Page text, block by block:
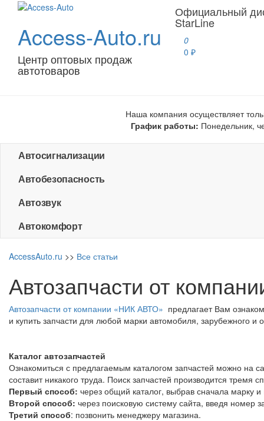
Access-Auto.ru
Центр оптовых продаж
автотоваров
Официальный
StarLine
0
0 ₽
Наша компания осуществляет
График работы: Понедельник,
Автосигнализации
Автобезопасность
Автозвук
Автокомфорт
AccessAuto.ru >> Все статьи
Автозапчасти от
Автозапчасти от компании «НИК АВТО» предлагает Вам
и купить запчасти для любой марки автомобиля, зарубежного и
Каталог автозапчастей
Ознакомиться с предлагаемым каталогом запчастей можно на
составит никакого труда. Поиск запчастей производится
Первый способ: через общий каталог, выбрав сначала марку
Второй способ: через поисковую систему сайта, введя номер
Третий способ: позвонить менеджеру магазина.